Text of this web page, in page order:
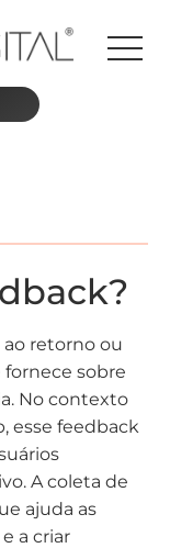
ao retorno ou
sobre
No contexto
esse feedback
A coleta de
ajuda as
a criar